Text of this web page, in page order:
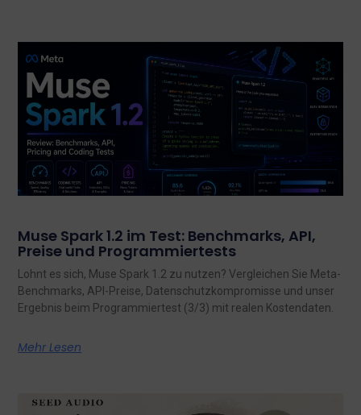
Muse Spark 1.2 im Test: Benchmarks, API,
Preise und Programmiertests
Lohnt es sich, Muse Spark 1.2 zu nutzen? Vergleichen Sie Meta-
Benchmarks, API-Preise, Datenschutzkompromisse und unser
Ergebnis beim Programmiertest (3/3) mit realen Kostendaten.
Mehr Lesen